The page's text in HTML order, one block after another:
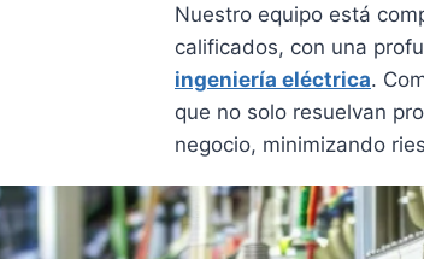
Nuestro equipo está
calificados, con una
ingeniería eléctrica.
que no solo resuelvan
negocio, minimizando